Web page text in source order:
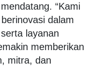
“Kami
dalam
layanan
memberikan
mitra, dan